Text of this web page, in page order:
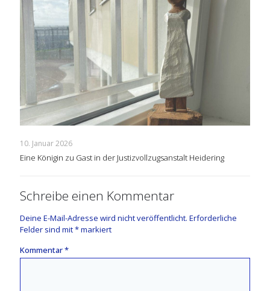
10. Januar 2026
Eine Königin zu Gast in der Justizvollzugsanstalt Heidering
Schreibe einen Kommentar
Deine E-Mail-Adresse wird nicht veröffentlicht. Erforderliche
Felder sind mit*markiert
Kommentar*